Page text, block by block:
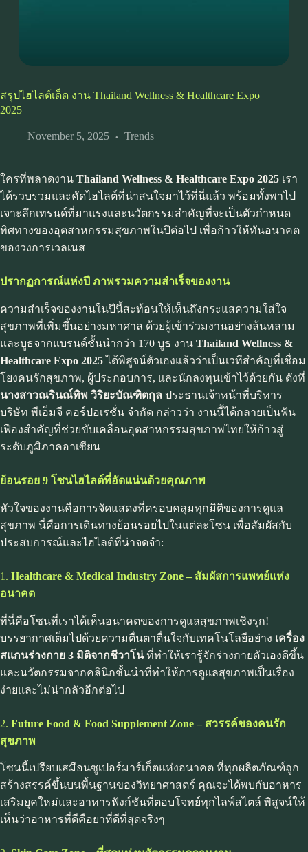
สรุปไฮไลต์เด็ด งาน Thailand Wellness & Healthcare Expo
2025
November 5, 2025 Trends
ใครที่พลาดงาน Thailand Wellness & Healthcare Expo 2025 เรา
ได้รวบรวมและคัดไฮไลต์ที่น่าสนใจมาไว้ที่นี่แล้ว พร้อมทั้งพาไป
เจาะลึกเทรนด์ที่มาแรงและนวัตกรรมสำคัญที่จะเป็นตัวกำหนด
ทิศทางของอุตสาหกรรมสุขภาพในปีต่อไป เพื่อก้าวให้ทันอนาคต
ของวงการเวลเนส
ปรากฏการณ์แห่งปี ภาพรวมความสำเร็จของงาน
ความสำเร็จของงานในปีนี้สะท้อนให้เห็นถึงกระแสความใส่ใจ
สุขภาพที่เพิ่มขึ้นอย่างมหาศาล ด้วยผู้เข้าร่วมงานอย่างล้นหลาม
และบูธจากแบรนด์ชั้นนำกว่า 170 บูธ งาน Thailand Wellness &
Healthcare Expo 2025ได้พิสูจน์ตัวเองแล้วว่าเป็นเวทีสำคัญที่เชื่อม
โยงคนรักสุขภาพ, ผู้ประกอบการ, และนักลงทุนเข้าไว้ด้วยกัน ดังที่
นางสาวณรินณ์ทิพ วิริยะบัณฑิตกุล ประธานเจ้าหน้าที่บริหาร
บริษัท พีเอ็มจี คอร์ปอเรชั่น จำกัด กล่าวว่า งานนี้ได้กลายเป็นฟัน
เฟืองสำคัญที่ช่วยขับเคลื่อนอุตสาหกรรมสุขภาพไทยให้ก้าวสู่
ระดับภูมิภาคอาเซียน
ย้อนรอย 9 โซนไฮไลต์ที่อัดแน่นด้วยคุณภาพ
หัวใจของงานคือการจัดแสดงที่ครอบคลุมทุกมิติของการดูแล
สุขภาพ นี่คือการเดินทางย้อนรอยไปในแต่ละโซน เพื่อสัมผัสกับ
ประสบการณ์และไฮไลต์ที่น่าจดจำ:
1. Healthcare & Medical Industry Zone – สัมผัสการแพทย์แห่ง
อนาคต
ที่นี่คือโซนที่เราได้เห็นอนาคตของการดูแลสุขภาพเชิงรุก!
บรรยากาศเต็มไปด้วยความตื่นตาตื่นใจกับเทคโนโลยีอย่าง เครื่อง
สแกนร่างกาย 3 มิติจากชีวาโน่ที่ทำให้เรารู้จักร่างกายตัวเองดีขึ้น
และนวัตกรรมจากคลินิกชั้นนำที่ทำให้การดูแลสุขภาพเป็นเรื่อง
ง่ายและไม่น่ากลัวอีกต่อไป
2. Future Food & Food Supplement Zone – สวรรค์ของคนรัก
สุขภาพ
โซนนี้เปรียบเสมือนซูเปอร์มาร์เก็ตแห่งอนาคต ที่ทุกผลิตภัณฑ์ถูก
สร้างสรรค์ขึ้นบนพื้นฐานของวิทยาศาสตร์ คุณจะได้พบกับอาหาร
เสริมยุคใหม่และอาหารฟังก์ชันที่ตอบโจทย์ทุกไลฟ์สไตล์ พิสูจน์ให้
เห็นว่าอาหารที่ดีคือยาที่ดีที่สุดจริงๆ